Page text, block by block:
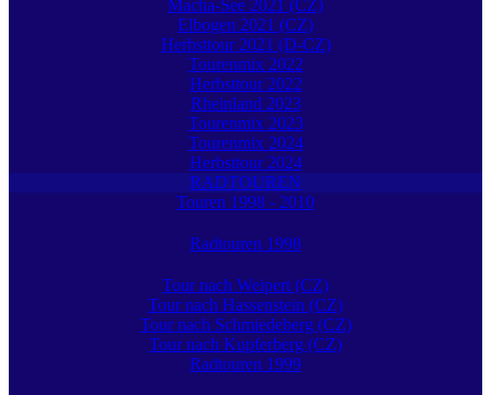
Macha-See 2021 (CZ)
Elbogen 2021 (CZ)
Herbsttour 2021 (D-CZ)
Tourenmix 2022
Herbsttour 2022
Rheinland 2023
Tourenmix 2023
Tourenmix 2024
Herbsttour 2024
RADTOUREN
Touren 1998 - 2010
Radtouren 1998
Tour nach Weipert (CZ)
Tour nach Hassenstein (CZ)
Tour nach Schmiedeberg (CZ)
Tour nach Kupferberg (CZ)
Radtouren 1999